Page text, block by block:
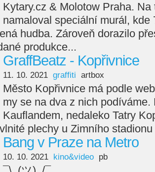
Kytary.cz & Molotow Praha. Na
namaloval speciální murál, kde
hudba. Zároveň dorazilo
produkce...
GraffBeatz - Kopřivnice
11. 10. 2021 graffiti artbox
Město Kopřivnice má podle
my se na dva z nich
Kauflandem, nedaleko Tatry
plechy u Zimního
Bang v Praze na Metro
10. 10. 2021 kino&video pb